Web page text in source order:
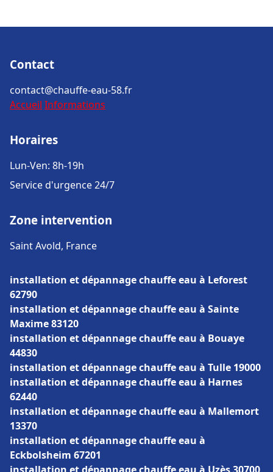
Contact
contact@chauffe-eau-58.fr
Accueil Informations
Horaires
Lun-Ven: 8h-19h
Service d'urgence 24/7
Zone intervention
Saint Avold, France
installation et dépannage chauffe eau à Leforest
62790
installation et dépannage chauffe eau à Sainte
Maxime 83120
installation et dépannage chauffe eau à Bouaye
44830
installation et dépannage chauffe eau à Tulle 19000
installation et dépannage chauffe eau à Harnes
62440
installation et dépannage chauffe eau à Mallemort
13370
installation et dépannage chauffe eau à
Eckbolsheim 67201